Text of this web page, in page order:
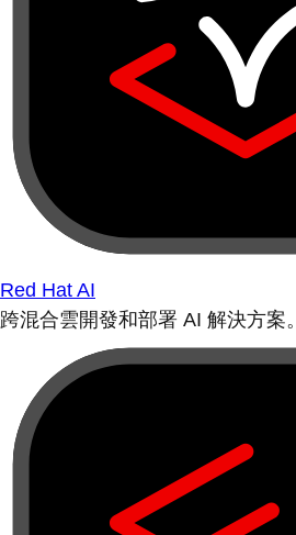
Red Hat AI
跨混合雲開發和部署 AI 解決方案。